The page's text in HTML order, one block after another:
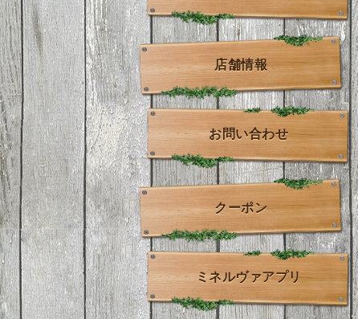
店舗情報
お問い合わせ
クーポン
ミネルヴァアプリ